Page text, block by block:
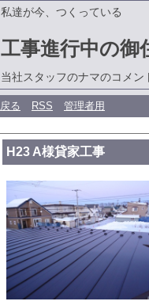
私達が今、つくっている
工事進行中の御
当社スタッフのナマのコメン
戻る RSS 管理者用
H23 A様貸家工事